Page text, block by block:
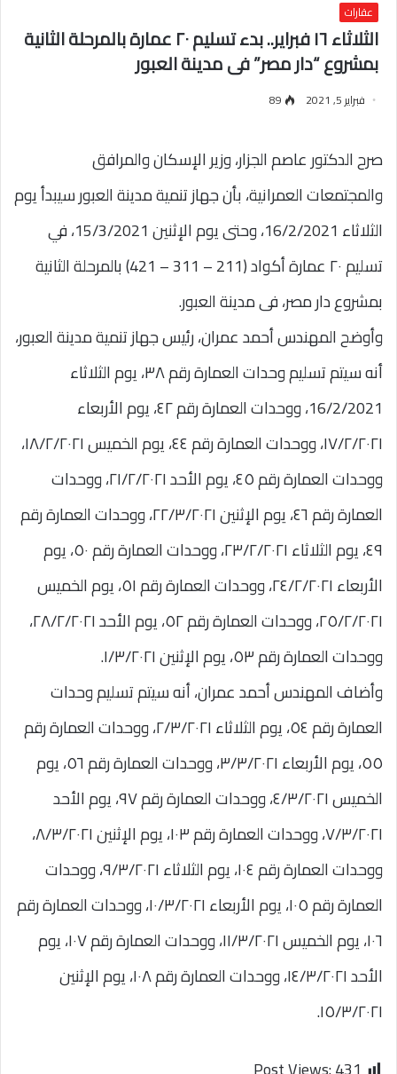
عقارات
الثلاثاء ١٦ فبراير.. بدء تسليم ٢٠ عمارة بالمرحلة الثانية
بمشروع “دار مصر” فى مدينة العبور
فبراير 5, 2021 89
صرح الدكتور عاصم الجزار، وزير الإسكان والمرافق
والمجتمعات العمرانية، بأن جهاز تنمية مدينة العبور سيبدأ يوم
الثلاثاء 16/2/2021، وحتى يوم الإثنين 15/3/2021، في
تسليم ٢٠ عمارة أكواد (211 – 311 – 421) بالمرحلة الثانية
بمشروع دار مصر، فى مدينة العبور.
وأوضح المهندس أحمد عمران، رئيس جهاز تنمية مدينة العبور،
أنه سيتم تسليم وحدات العمارة رقم ٣٨، يوم الثلاثاء
16/2/2021، ووحدات العمارة رقم ٤٢، يوم الأربعاء
١٧/٢/٢٠٢١، ووحدات العمارة رقم ٤٤، يوم الخميس ١٨/٢/٢٠٢١،
ووحدات العمارة رقم ٤٥، يوم الأحد ٢١/٢/٢٠٢١، ووحدات
العمارة رقم ٤٦، يوم الإثنين ٢٢/٣/٢٠٢١، ووحدات العمارة رقم
٤٩، يوم الثلاثاء ٢٣/٢/٢٠٢١، ووحدات العمارة رقم ٥٠، يوم
الأربعاء ٢٤/٢/٢٠٢١، ووحدات العمارة رقم ٥١، يوم الخميس
٢٥/٢/٢٠٢١، ووحدات العمارة رقم ٥٢، يوم الأحد ٢٨/٢/٢٠٢١،
ووحدات العمارة رقم ٥٣، يوم الإثنين ١/٣/٢٠٢١.
وأضاف المهندس أحمد عمران، أنه سيتم تسليم وحدات
العمارة رقم ٥٤، يوم الثلاثاء ٢/٣/٢٠٢١، ووحدات العمارة رقم
٥٥، يوم الأربعاء ٣/٣/٢٠٢١، ووحدات العمارة رقم ٥٦، يوم
الخميس ٤/٣/٢٠٢١، ووحدات العمارة رقم ٩٧، يوم الأحد
٧/٣/٢٠٢١، ووحدات العمارة رقم ١٠٣، يوم الإثنين ٨/٣/٢٠٢١،
ووحدات العمارة رقم ١٠٤، يوم الثلاثاء ٩/٣/٢٠٢١، ووحدات
العمارة رقم ١٠٥، يوم الأربعاء ١٠/٣/٢٠٢١، ووحدات العمارة رقم
١٠٦، يوم الخميس ١١/٣/٢٠٢١، ووحدات العمارة رقم ١٠٧، يوم
الأحد ١٤/٣/٢٠٢١، ووحدات العمارة رقم ١٠٨، يوم الإثنين
١٥/٣/٢٠٢١.